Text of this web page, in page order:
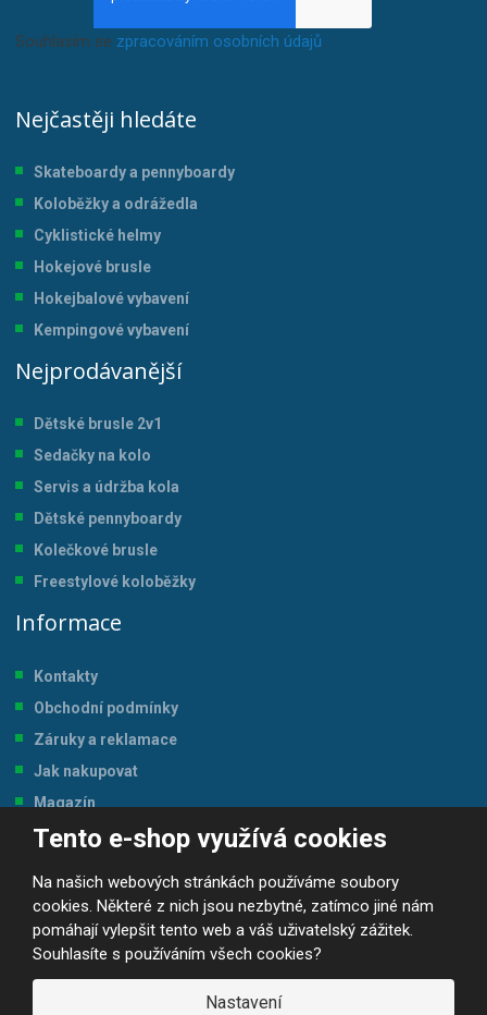
Tento e-shop využívá cookies
Na našich webových stránkách používáme soubory
cookies. Některé z nich jsou nezbytné, zatímco jiné nám
pomáhají vylepšit tento web a váš uživatelský zážitek.
Souhlasíte s používáním všech cookies?
Nastavení
Souhlasím se zpracováním osobních údajů.
Nejčastěji hledáte
Skateboardy a pennyboardy
Koloběžky a odrážedla
Cyklistické helmy
Hokejové brusle
Hokejbalové vybavení
Kempingové vybavení
Nejprodávanější
Dětské brusle 2v1
Sedačky na kolo
Servis a údržba kola
Dětské pennyboardy
Kolečkové brusle
Freestylové koloběžky
Informace
Kontakty
Obchodní podmínky
Záruky a reklamace
Jak nakupovat
Magazín
Tabulka velikostí
© 2026, JP-SPORT.CZ SPORTOVNÍ POTŘEBY
Prohlášení o přístupnosti |Mapa stránek ||GDPR